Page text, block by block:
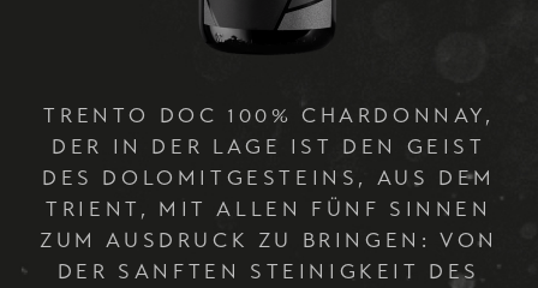
DAS WEINGUT
KONTAKT
TRENTO DOC 100% CHARDONNAY,
DER IN DER LAGE IST DEN GEIST
DES DOLOMITGESTEINS, AUS DEM
TRIENT, MIT ALLEN FÜNF SINNEN
ZUM AUSDRUCK ZU BRINGEN: VON
DER SANFTEN STEINIGKEIT DES